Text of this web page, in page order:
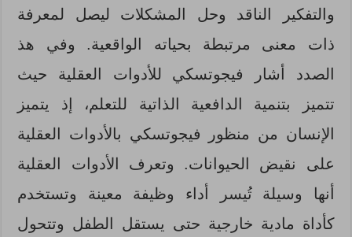
والتفكير الناقد وحل المشكلات ليصل لمعرفة
ذات معنى مرتبطة بحياته الواقعية. وفي هذ
الصدد أشار فيجوتسكي للأدوات العقلية حيث
تتميز بتنمية الدافعية الذاتية للتعلم، إذ يتميز
الإنسان من منظور فيجوتسكي بالأدوات العقلية
على نقيض الحيوانات. وتعرف الأدوات العقلية
أنها وسيلة تُيسر أداء وظيفة معينة وتستخدم
كأداة مادية خارجية حتى يستقل الطفل وتتحول